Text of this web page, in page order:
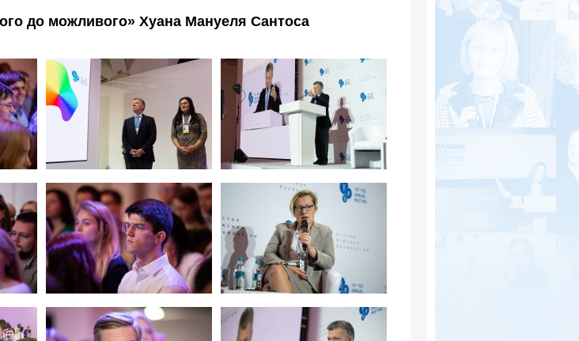
до можливого» Хуана Мануеля Сантоса